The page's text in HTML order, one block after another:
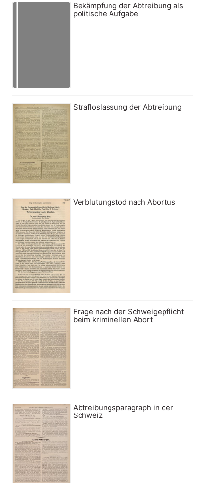
Bekämpfung der Abtreibung als
politische Aufgabe
Strafloslassung der Abtreibung
Verblutungstod nach Abortus
Frage nach der Schweigepflicht
beim kriminellen Abort
Abtreibungsparagraph in der
Schweiz